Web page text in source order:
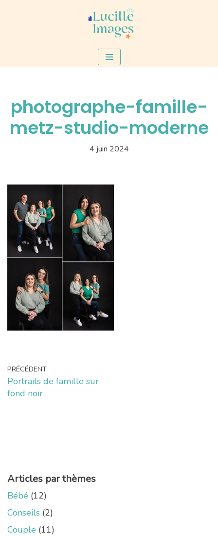
photographe-famille-
metz-studio-moderne
4 juin 2024
PRÉCÉDENT
Portraits de famille sur
fond noir
Articles par thèmes
Bébé (12)
Conseils (2)
Couple (11)